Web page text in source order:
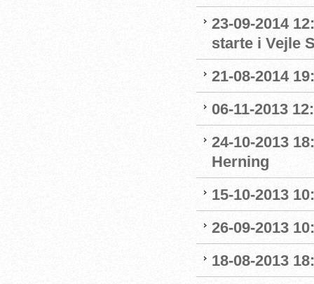
23-09-2014
starte i Vejle
21-08-2014
06-11-2013
24-10-2013
Herning
15-10-2013
26-09-2013
18-08-2013